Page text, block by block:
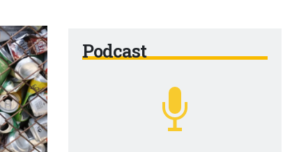
Podcast